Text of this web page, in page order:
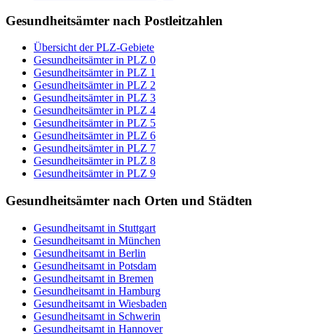
Gesundheitsämter nach Postleitzahlen
Übersicht der PLZ-Gebiete
Gesundheitsämter in PLZ 0
Gesundheitsämter in PLZ 1
Gesundheitsämter in PLZ 2
Gesundheitsämter in PLZ 3
Gesundheitsämter in PLZ 4
Gesundheitsämter in PLZ 5
Gesundheitsämter in PLZ 6
Gesundheitsämter in PLZ 7
Gesundheitsämter in PLZ 8
Gesundheitsämter in PLZ 9
Gesundheitsämter nach Orten und Städten
Gesundheitsamt in Stuttgart
Gesundheitsamt in München
Gesundheitsamt in Berlin
Gesundheitsamt in Potsdam
Gesundheitsamt in Bremen
Gesundheitsamt in Hamburg
Gesundheitsamt in Wiesbaden
Gesundheitsamt in Schwerin
Gesundheitsamt in Hannover